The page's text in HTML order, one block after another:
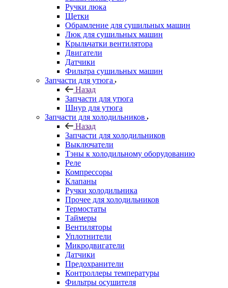
Ручки люка
Щетки
Обрамление для сушильных машин
Люк для сушильных машин
Крыльчатки вентилятора
Двигатели
Датчики
Фильтра сушильных машин
Запчасти для утюга
Назад
Запчасти для утюга
Шнур для утюга
Запчасти для холодильников
Назад
Запчасти для холодильников
Выключатели
Тэны к холодильному оборудованию
Реле
Компрессоры
Клапаны
Ручки холодильника
Прочее для холодильников
Термостаты
Таймеры
Вентиляторы
Уплотнители
Микродвигатели
Датчики
Предохранители
Контроллеры температуры
Фильтры осушителя